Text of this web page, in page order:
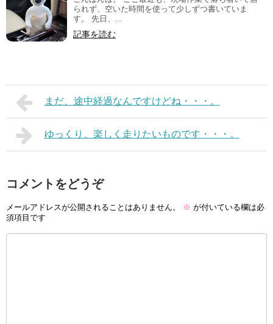
られず、空いた時間を使って少しずつ書いていま
す。 先日、...
記事を読む
まだ、途中経過なんですけどね・・・。
ゆっくり、楽しく走りたいものです・・・。
コメントをどうぞ
メールアドレスが公開されることはありません。 ※ が付いている欄は必
須項目です